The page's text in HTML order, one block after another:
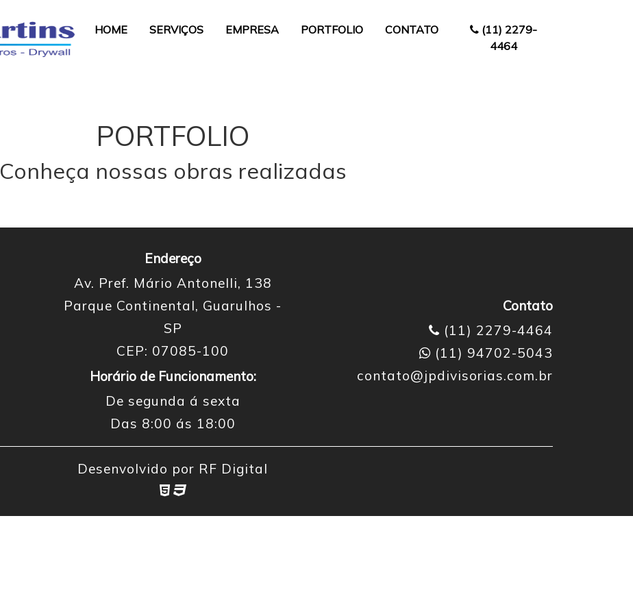
HOME SERVIÇOS EMPRESA PORTFOLIO CONTATO
(11) 2279-
4464
PORTFOLIO
Conheça nossas obras realizadas
Endereço
Av. Pref. Mário Antonelli, 138
Parque Continental, Guarulhos -
SP
CEP: 07085-100
Horário de Funcionamento:
De segunda á sexta
Das 8:00 ás 18:00
Contato
(11) 2279-4464
(11) 94702-5043
contato@jpdivisorias.com.br
Desenvolvido por RF Digital